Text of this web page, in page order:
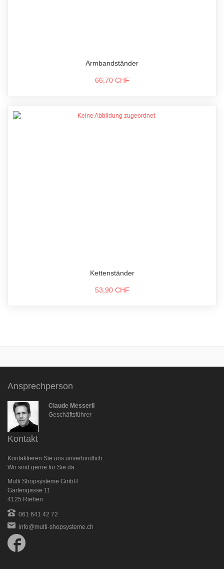
Armbandständer
66,70 CHF
Kettenständer
53,90 CHF
Ansprechperson
Claude Messerli
Geschäftsführer
Kontakt
Kontaktieren Sie uns unverbindlich.
Wir sind gerne für Sie da.
Multi Shopsysteme GmbH
Gartengasse 11
4125 Riehen
061 641 42 72
info@multi-shopsysteme.ch
us